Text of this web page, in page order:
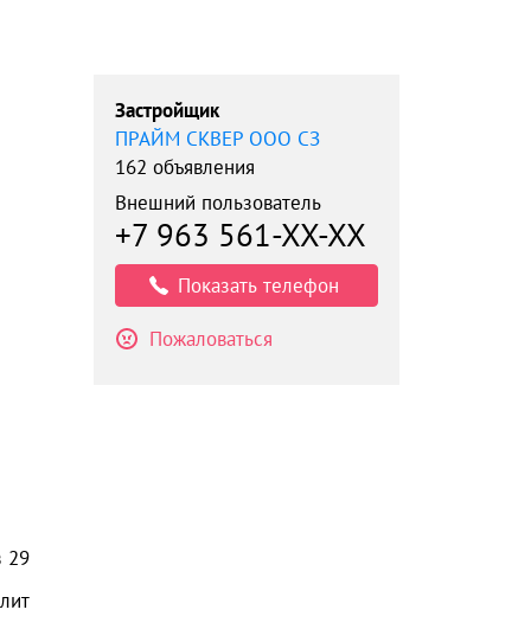
29
Застройщик
ПРАЙМ СКВЕР ООО СЗ
162 объявления
Внешний пользователь
+7 963 561-XX-XX
Показать телефон
Пожаловаться